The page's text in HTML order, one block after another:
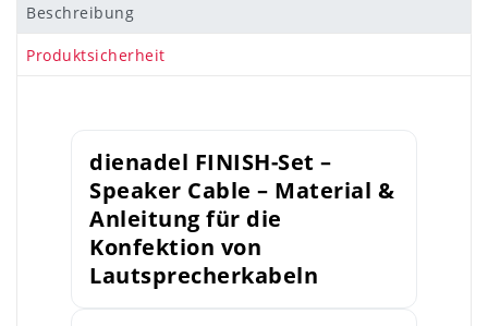
Beschreibung
Produktsicherheit
dienadel FINISH-Set –
Speaker Cable – Material &
Anleitung für die
Konfektion von
Lautsprecherkabeln